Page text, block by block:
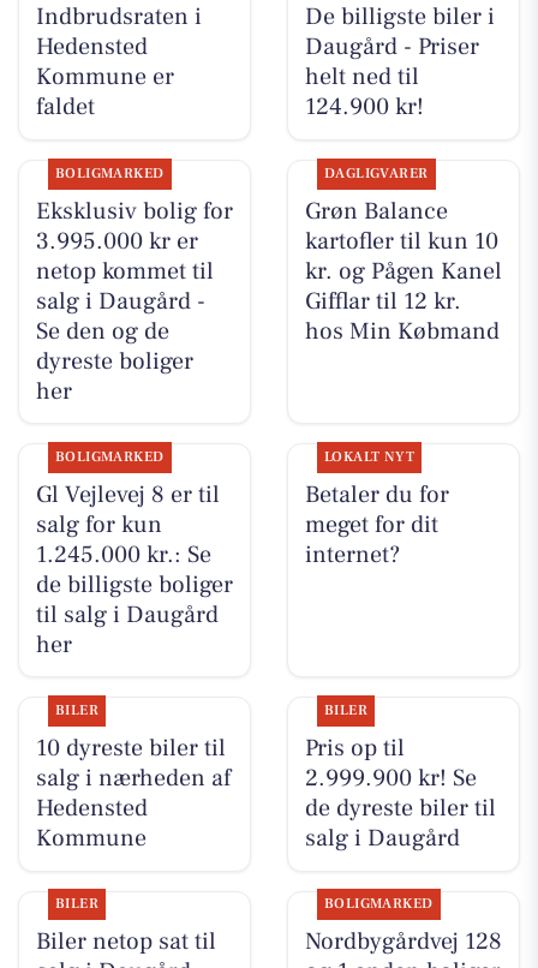
Indbrudsraten i
Hedensted
Kommune er
faldet
De billigste biler i
Daugård - Priser
helt ned til
124.900 kr!
BOLIGMARKED
Eksklusiv bolig for
3.995.000 kr er
netop kommet til
salg i Daugård -
Se den og de
dyreste boliger
her
DAGLIGVARER
Grøn Balance
kartofler til kun 10
kr. og Pågen Kanel
Gifflar til 12 kr.
hos Min Købmand
BOLIGMARKED
Gl Vejlevej 8 er til
salg for kun
1.245.000 kr.: Se
de billigste boliger
til salg i Daugård
her
LOKALT NYT
Betaler du for
meget for dit
internet?
BILER
10 dyreste biler til
salg i nærheden af
Hedensted
Kommune
BILER
Pris op til
2.999.900 kr! Se
de dyreste biler til
salg i Daugård
BILER
Biler netop sat til
BOLIGMARKED
Nordbygårdvej 128